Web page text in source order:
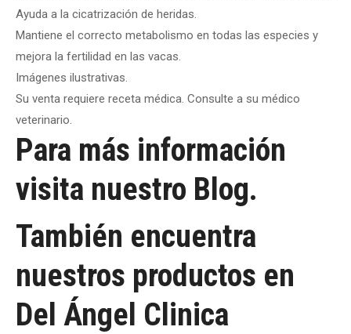
Ayuda a la cicatrización de heridas.
Mantiene el correcto metabolismo en todas las especies y
mejora la fertilidad en las vacas.
Imágenes ilustrativas.
Su venta requiere receta médica. Consulte a su médico
veterinario.
Para más información
visita nuestro Blog.
También encuentra
nuestros productos en
Del Ángel Clinica